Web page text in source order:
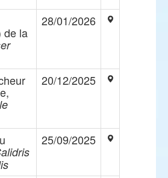
de la
28/01/2026
20/12/2025
25/09/2025